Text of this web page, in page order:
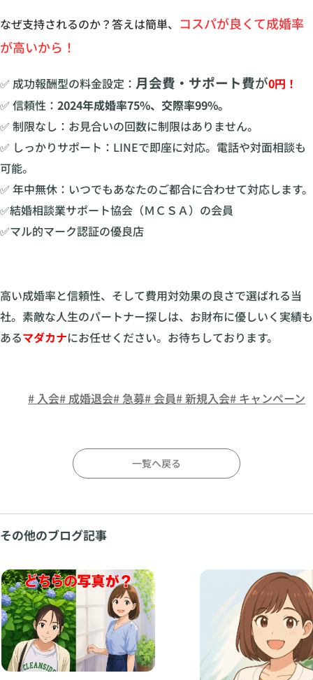
なぜ支持されるのか？答えは簡単、 コスパが良くて成婚率
が高いから！
✅ 成功報酬型の料金設定： 月会費・サポート費が0円！
✅ 信頼性： 2024年成婚率75%、交際率99%。
✅ 制限なし：お見合いの回数に制限はありません。
✅ しっかりサポート：LINEで即座に対応。電話や対面相談も
可能。
✅ 年中無休：いつでもあなたのご都合に合わせて対応します。
✅結婚相談業サポート協会（ＭＣＳＡ）の会員
✅マル的マーク認証の優良店
高い成婚率と信頼性、そして費用対効果の良さで選ばれる当
社。素敵な人生のパートナー探しは、お財布に優しいく実績も
あるマダカナにお任せください。お待ちしております。
# 入会# 成婚退会# 急募# 会員# 新規入会# キャンペーン
一覧へ戻る
その他のブログ記事